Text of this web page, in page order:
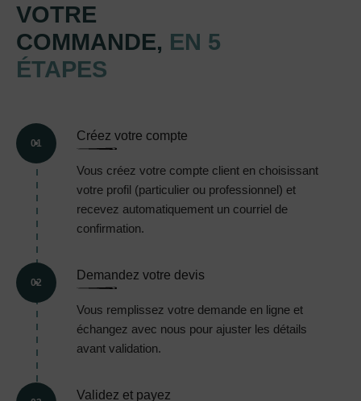
VOTRE
COMMANDE, EN 5
ÉTAPES
01
Créez votre compte
Vous créez votre compte client en choisissant
votre profil (particulier ou professionnel) et
recevez automatiquement un courriel de
confirmation.
02
Demandez votre devis
Vous remplissez votre demande en ligne et
échangez avec nous pour ajuster les détails
avant validation.
Validez et payez